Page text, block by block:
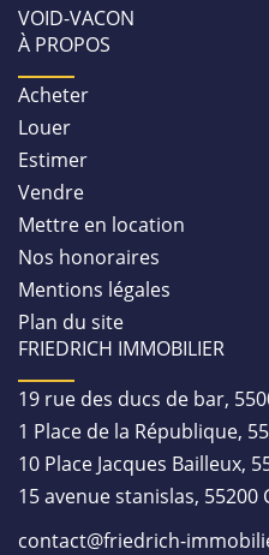
VOID-VACON
À PROPOS
Acheter
Louer
Estimer
Vendre
Mettre en location
Nos honoraires
Mentions légales
Plan du site
FRIEDRICH IMMOBILIER
19 rue des ducs de bar,
1 Place de la République,
10 Place Jacques Bailleux,
15 avenue stanislas, 55200
contact@friedrich-